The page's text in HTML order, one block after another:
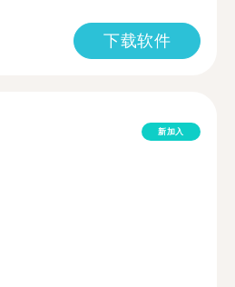
下载软件
新加入